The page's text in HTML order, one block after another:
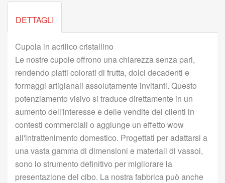
DETTAGLI
Cupola in acrilico cristallino
Le nostre cupole offrono una chiarezza senza pari,
rendendo piatti colorati di frutta, dolci decadenti e
formaggi artigianali assolutamente invitanti. Questo
potenziamento visivo si traduce direttamente in un
aumento dell'interesse e delle vendite dei clienti in
contesti commerciali o aggiunge un effetto wow
all'intrattenimento domestico. Progettati per adattarsi a
una vasta gamma di dimensioni e materiali di vassoi,
sono lo strumento definitivo per migliorare la
presentazione del cibo. La nostra fabbrica può anche